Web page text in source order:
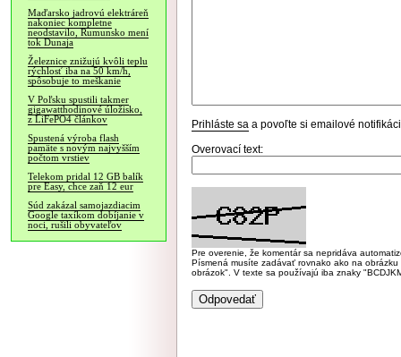
Maďarsko jadrovú elektráreň
nakoniec kompletne
neodstavilo, Rumunsko mení
tok Dunaja
Železnice znižujú kvôli teplu
rýchlosť iba na 50 km/h,
spôsobuje to meškanie
V Poľsku spustili takmer
gigawatthodinové úložisko,
z LiFePO4 článkov
Spustená výroba flash
pamäte s novým najvyšším
počtom vrstiev
Telekom pridal 12 GB balík
pre Easy, chce zaň 12 eur
Súd zakázal samojazdiacim
Google taxíkom dobíjanie v
noci, rušili obyvateľov
Prihláste sa a povoľte si emailové
Overovací text:
Pre overenie, že komentár sa nepridáva
Písmená musíte zadávať rovnako ako na
obrázok". V texte sa používajú iba znaky